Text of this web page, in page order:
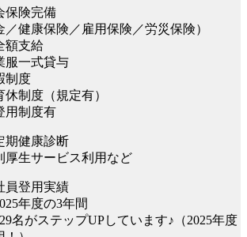
保険完備
／健康保険／雇用保険／労災保険）
額支給
服一式貸与
制度
休制度（規定有）
用制度有
期健康診断
厚生サービス利用など
登用実績
年度の3年間
名がステップUPしています♪（2025年度